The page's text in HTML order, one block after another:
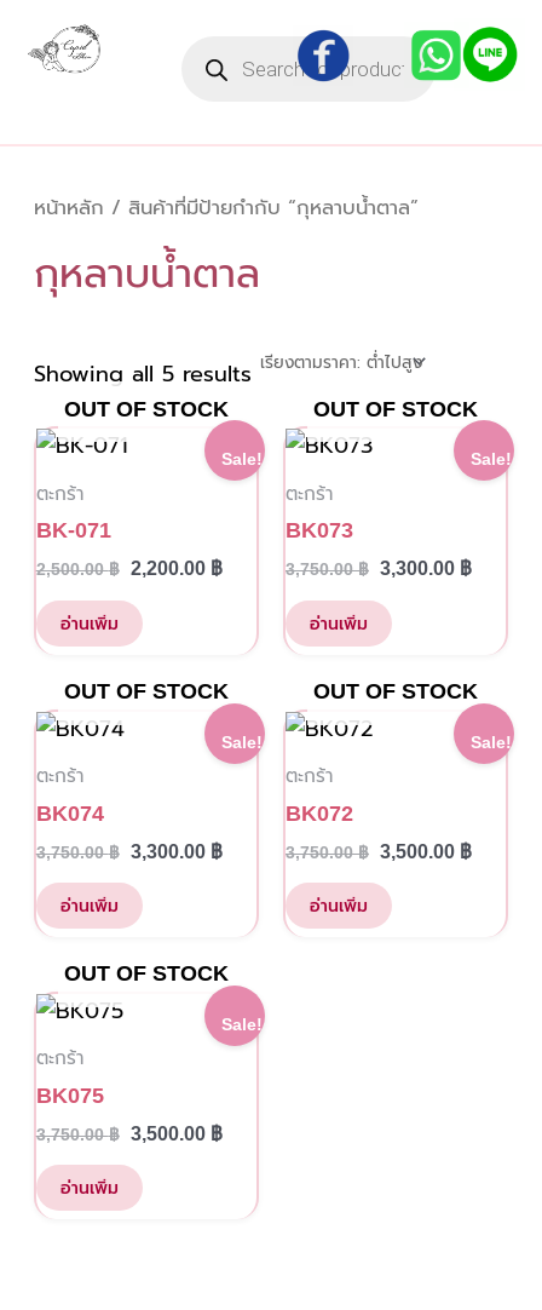
search
หน้าหลัก / สินค้าที่มีป้ายกำกับ “กุหลาบน้ำตาล”
กุหลาบน้ำตาล
Showing all 5 results
price:
low
Sale!
OUT OF STOCK
ตะกร้า
BK-071
2,500.00฿ 2,200.00 ฿
Current
price
อ่านเพิ่ม
Sale!
OUT OF STOCK
ตะกร้า
BK073
3,750.00฿ 3,300.00 ฿
Current
price
อ่านเพิ่ม
Sale!
OUT OF STOCK
ตะกร้า
BK074
3,750.00฿ 3,300.00 ฿
Current
price
อ่านเพิ่ม
Sale!
OUT OF STOCK
ตะกร้า
BK072
3,750.00฿ 3,500.00 ฿
Current
price
อ่านเพิ่ม
Sale!
OUT OF STOCK
ตะกร้า
BK075
3,750.00฿ 3,500.00 ฿
Current
price
อ่านเพิ่ม